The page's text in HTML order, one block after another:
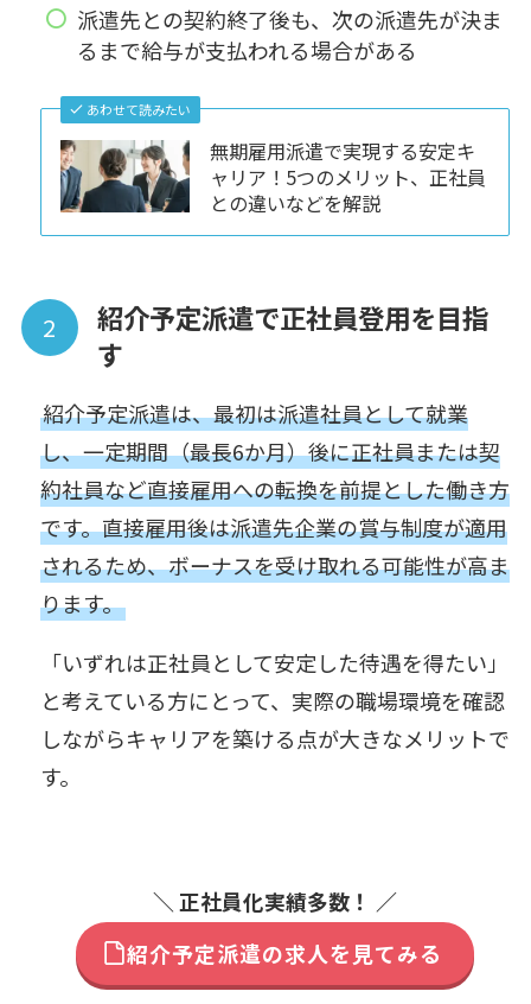
派遣先との契約終了後も、次の派遣先が決ま
るまで給与が支払われる場合がある
あわせて読みたい
無期雇用派遣で実現する安定キ
ャリア！5つのメリット、正社員
との違いなどを解説
紹介予定派遣で正社員登用を目指
す
紹介予定派遣は、最初は派遣社員として就業
し、一定期間（最長6か月）後に正社員または契
約社員など直接雇用への転換を前提とした働き方
です。直接雇用後は派遣先企業の賞与制度が適用
されるため、ボーナスを受け取れる可能性が高ま
ります。
「いずれは正社員として安定した待遇を得たい」
と考えている方にとって、実際の職場環境を確認
しながらキャリアを築ける点が大きなメリットで
す。
＼ 正社員化実績多数！ ／
紹介予定派遣の求人を見てみる